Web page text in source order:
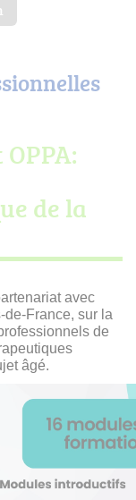
de la
avec
de-France, sur la
de
âgé.